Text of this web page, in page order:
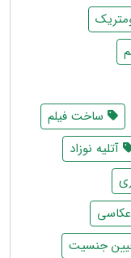
ساخت فیلم
آتلیه نوزاد
جنسیت